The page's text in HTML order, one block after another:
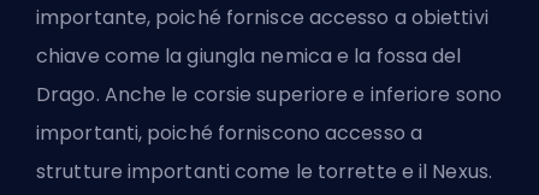
importante, poiché fornisce accesso a obiettivi
chiave come la giungla nemica e la fossa del
Drago. Anche le corsie superiore e inferiore sono
importanti, poiché forniscono accesso a
strutture importanti come le torrette e il Nexus.